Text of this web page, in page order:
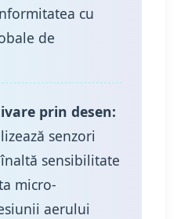
cu
de
prin desen:
senzori
sensibilitate
micro-
aerului